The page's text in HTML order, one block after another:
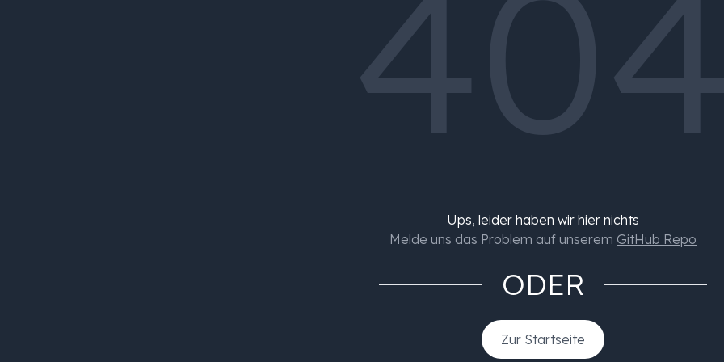
Ups, leider haben wir hier nichts
Melde uns das Problem auf unserem GitHub Repo
ODER
Zur Startseite